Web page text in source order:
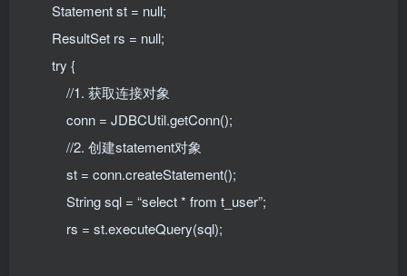
Statement st = null;
ResultSet rs = null;
try {
//1. 获取连接对象
conn = JDBCUtil.getConn();
//2. 创建statement对象
st = conn.createStatement();
String sql = “select * from t_user”;
rs = st.executeQuery(sql);